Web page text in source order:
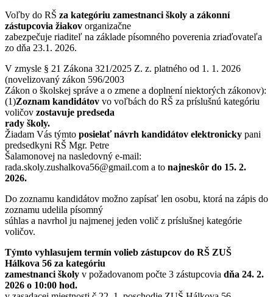
Voľby do RŠ za kategóriu zamestnanci školy a zákonní
zástupcovia žiakov organizačne
zabezpečuje riaditeľ na základe písomného poverenia zriaďovateľa
zo dňa 23.1. 2026.
V zmysle § 21 Zákona 321/2025 Z. z. platného od 1. 1. 2026
(novelizovaný zákon 596/2003
Zákon o školskej správe a o zmene a doplnení niektorých zákonov):
(1)Zoznam kandidátov vo voľbách do RŠ za príslušnú kategóriu
voličov zostavuje predseda
rady školy.
Žiadam Vás týmto posielať návrh kandidátov elektronicky pani
predsedkyni RŠ Mgr. Petre
Šalamonovej na nasledovný e-mail:
rada.skoly.zushalkova56@gmail.com a to najneskôr do 15. 2.
2026.
Do zoznamu kandidátov možno zapísať len osobu, ktorá na zápis do
zoznamu udelila písomný
súhlas a navrhol ju najmenej jeden volič z príslušnej kategórie
voličov.
Týmto vyhlasujem termín volieb zástupcov do RŠ ZUŠ
Hálkova 56 za kategóriu
zamestnanci školy v požadovanom počte 3 zástupcovia dňa 24. 2.
2026 o 10:00 hod.